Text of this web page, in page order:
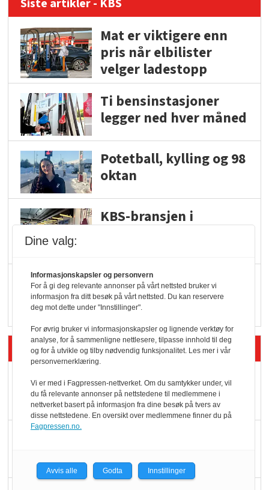
Siste artikler - KBS
Mat er viktigere enn
pris når elbilister
velger ladestopp
Ti bensinstasjoner
legger ned hver måned
Potetball, kylling og 98
oktan
KBS-bransjen i
Vokser med ferdigmat
i dagligvare
Siste artikler - Butikk i praksis
Rema-flaggskip
dundrer videre
Dine valg:
Informasjonskapsler og personvern
For å gi deg relevante annonser på vårt nettsted bruker vi
informasjon fra ditt besøk på vårt nettsted. Du kan reservere
deg mot dette under "Innstillinger".
For øvrig bruker vi informasjonskapsler og lignende verktøy for
analyse, for å sammenligne nettlesere, tilpasse innhold til deg
og for å utvikle og tilby nødvendig funksjonalitet. Les mer i vår
personvernerklæring.
Vi er med i Fagpressen-nettverket. Om du samtykker under, vil
du få relevante annonser på nettstedene til medlemmene i
nettverket basert på informasjon fra dine besøk på tvers av
disse nettstedene. En oversikt over medlemmene finner du på
Fagpressen.no.
Avvis alle Godta Innstillinger